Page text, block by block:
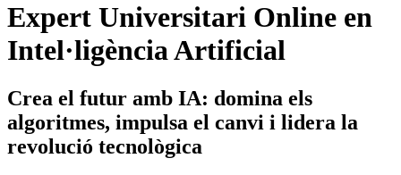
Expert Universitari Online en
Intel·ligència Artificial
Crea el futur amb IA: domina els
algoritmes, impulsa el canvi i lidera la
revolució tecnològica